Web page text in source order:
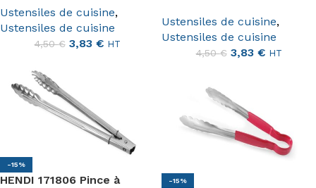
Ustensiles de cuisine,
Ustensiles de cuisine
4,50€ 3,83 € HT
Ustensiles de cuisine,
Ustensiles de cuisine
4,50€ 3,83 € HT
-15%
HENDI 171806 Pince à
-15%